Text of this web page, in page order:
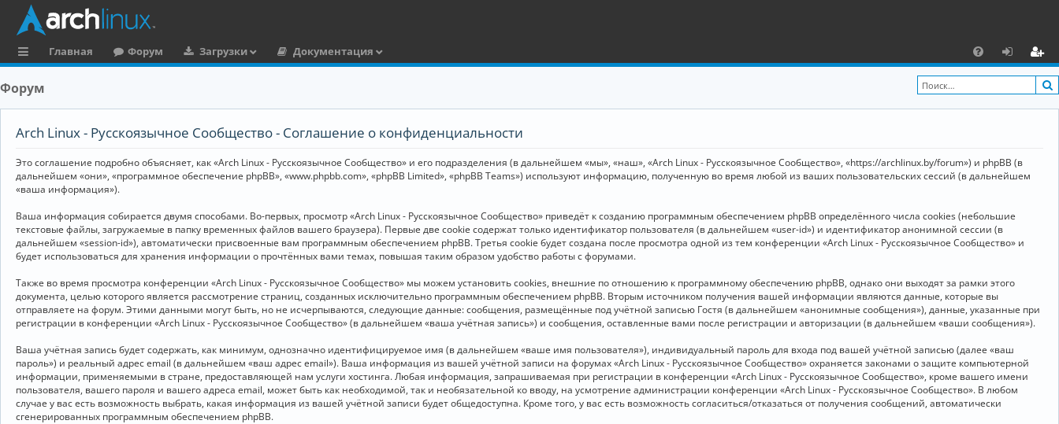
ы
и
Главная Форум Загрузки
Документация
F
A
х
о
ег
и
Форум
Arch Linux - Русскоязычное Сообщество - Соглашение о конфиденциальности
Это соглашение подробно объясняет, как «Arch Linux - Русскоязычное Сообщество» и его подразделения (в дальнейшем «мы», «наш», «Arch Linux - Русскоязычное Сообщество», «https://archlinux.by/forum») и phpBB (в
дальнейшем «они», «программное обеспечение phpBB», «www.phpbb.com», «phpBB Limited», «phpBB Teams») используют информацию, полученную во время любой из ваших пользовательских сессий (в дальнейшем
«ваша информация»).
Ваша информация собирается двумя способами. Во-первых, просмотр «Arch Linux - Русскоязычное Сообщество» приведёт к созданию программным обеспечением phpBB определённого числа cookies (небольшие
текстовые файлы, загружаемые в папку временных файлов вашего браузера). Первые две cookie содержат только идентификатор пользователя (в дальнейшем «user-id») и идентификатор анонимной сессии (в
дальнейшем «session-id»), автоматически присвоенные вам программным обеспечением phpBB. Третья cookie будет создана после просмотра одной из тем конференции «Arch Linux - Русскоязычное Сообщество» и
будет использоваться для хранения информации о прочтённых вами темах, повышая таким образом удобство работы с форумами.
Также во время просмотра конференции «Arch Linux - Русскоязычное Сообщество» мы можем установить cookies, внешние по отношению к программному обеспечению phpBB, однако они выходят за рамки этого
документа, целью которого является рассмотрение страниц, созданных исключительно программным обеспечением phpBB. Вторым источником получения вашей информации являются данные, которые вы
отправляете на форум. Этими данными могут быть, но не исчерпываются, следующие данные: сообщения, размещённые под учётной записью Гостя (в дальнейшем «анонимные сообщения»), данные, указанные при
регистрации в конференции «Arch Linux - Русскоязычное Сообщество» (в дальнейшем «ваша учётная запись») и сообщения, оставленные вами после регистрации и авторизации (в дальнейшем «ваши сообщения»).
Ваша учётная запись будет содержать, как минимум, однозначно идентифицируемое имя (в дальнейшем «ваше имя пользователя»), индивидуальный пароль для входа под вашей учётной записью (далее «ваш
пароль») и реальный адрес email (в дальнейшем «ваш адрес email»). Ваша информация из вашей учётной записи на форумах «Arch Linux - Русскоязычное Сообщество» охраняется законами о защите компьютерной
информации, применяемыми в стране, предоставляющей нам услуги хостинга. Любая информация, запрашиваемая при регистрации в конференции «Arch Linux - Русскоязычное Сообщество», кроме вашего имени
пользователя, вашего пароля и вашего адреса email, может быть как необходимой, так и необязательной ко вводу, на усмотрение администрации конференции «Arch Linux - Русскоязычное Сообщество». В любом
случае у вас есть возможность выбрать, какая информация из вашей учётной записи будет общедоступна. Кроме того, у вас есть возможность согласиться/отказаться от получения сообщений, автоматически
сгенерированных программным обеспечением phpBB.